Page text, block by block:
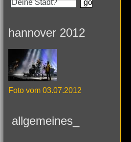
hannover 2012
Foto vom 03.07.2012
allgemeines_